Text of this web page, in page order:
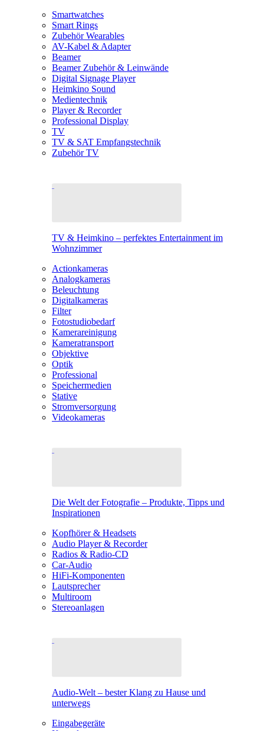
Smartwatches
Smart Rings
Zubehör Wearables
AV-Kabel & Adapter
Beamer
Beamer Zubehör & Leinwände
Digital Signage Player
Heimkino Sound
Medientechnik
Player & Recorder
Professional Display
TV
TV & SAT Empfangstechnik
Zubehör TV
TV & Heimkino – perfektes Entertainment im
Wohnzimmer
Actionkameras
Analogkameras
Beleuchtung
Digitalkameras
Filter
Fotostudiobedarf
Kamerareinigung
Kameratransport
Objektive
Optik
Professional
Speichermedien
Stative
Stromversorgung
Videokameras
Die Welt der Fotografie – Produkte, Tipps und
Inspirationen
Kopfhörer & Headsets
Audio Player & Recorder
Radios & Radio-CD
Car-Audio
HiFi-Komponenten
Lautsprecher
Multiroom
Stereoanlagen
Audio-Welt – bester Klang zu Hause und
unterwegs
Eingabegeräte